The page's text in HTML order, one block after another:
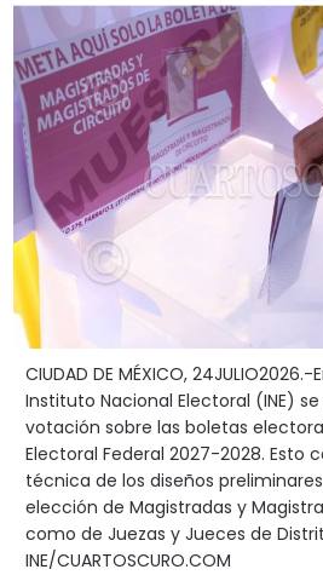
CIUDAD DE MÉXICO,
Instituto Nacional Electoral (INE)
votación sobre las boletas
Electoral Federal 2027-2028. Esto
técnica de los diseños
elección de Magistradas y
como de Juezas y Jueces de
INE/CUARTOSCURO.COM